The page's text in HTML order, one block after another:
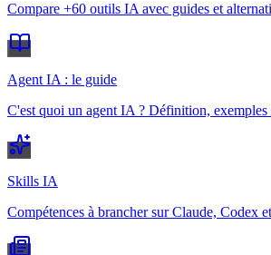
Compare +60 outils IA avec guides et
Agent IA : le guide
C'est quoi un agent IA ? Définition, exemples
Skills IA
Compétences à brancher sur Claude, Codex